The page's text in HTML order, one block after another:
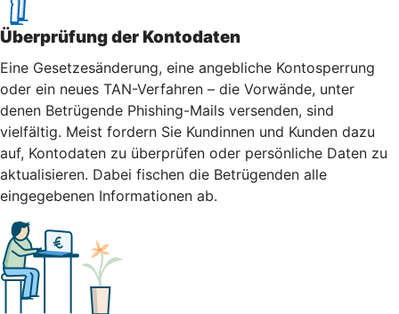
Überprüfung der Kontodaten
Eine Gesetzesänderung, eine angebliche Kontosperrung
oder ein neues TAN-Verfahren – die Vorwände, unter
denen Betrügende Phishing-Mails versenden, sind
vielfältig. Meist fordern Sie Kundinnen und Kunden dazu
auf, Kontodaten zu überprüfen oder persönliche Daten zu
aktualisieren. Dabei fischen die Betrügenden alle
eingegebenen Informationen ab.